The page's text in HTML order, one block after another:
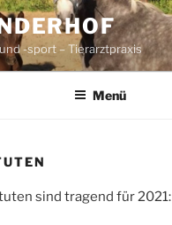
-sport – Tierarztpraxis
Menü
sind tragend für 2021: